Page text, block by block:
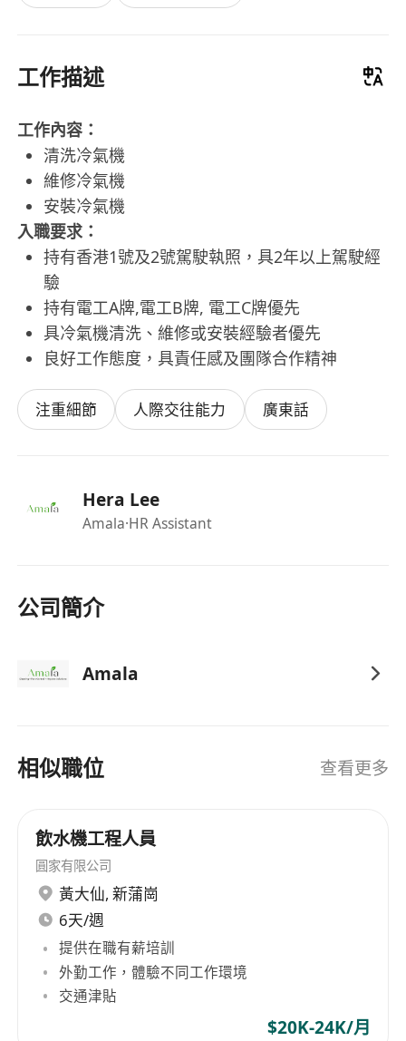
工作描述
工作內容：
清洗冷氣機
維修冷氣機
安裝冷氣機
入職要求：
持有香港1號及2號駕駛執照，具2年以上駕駛經
驗
持有電工A牌,電工B牌, 電工C牌優先
具冷氣機清洗、維修或安裝經驗者優先
良好工作態度，具責任感及團隊合作精神
注重細節 人際交往能力 廣東話
Hera Lee
Amala·HR Assistant
公司簡介
Amala
相似職位 查看更多
飲水機工程人員
圓家有限公司
黃大仙, 新蒲崗
6天/週
提供在職有薪培訓
外勤工作，體驗不同工作環境
交通津貼
$20K-24K/月